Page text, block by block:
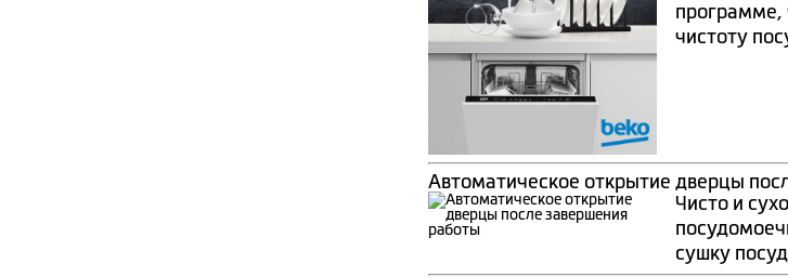
программе,
чистоту
Автоматическое открытие дверцы
Чисто и
сушку